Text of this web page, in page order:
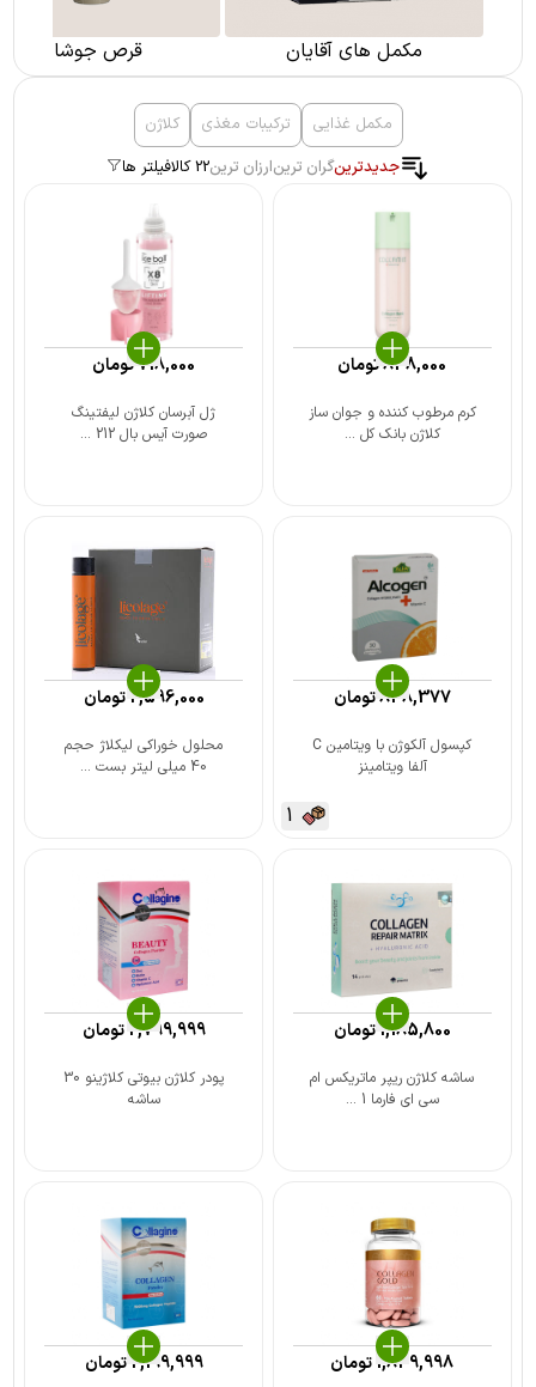
مکمل های آقایان قرص جوشان
مکمل غذایی ترکیبات مغذی
کلاژن
جدیدترینگران ترینارزان ترین22 کالا فیلتر ها
کرم مرطوب کننده و جوان ساز
کلاژن بانک کل ...
848,000تومان
ژل آبرسان کلاژن لیفتینگ
صورت آیس بال 212 ...
718,000تومان
کپسول آلکوژن با ویتامین C
آلفا ویتامینز
838,377تومان
1
محلول خوراکی لیکلاژ حجم
40 میلی لیتر بست ...
2,596,000تومان
ساشه کلاژن ریپر ماتریکس ام
سی ای فارما 1 ...
1,185,800تومان
پودر کلاژن بیوتی کلاژینو 30
ساشه
2,799,999تومان
1,849,998 تومان 2,199,999تومان